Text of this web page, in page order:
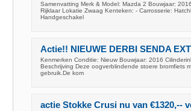
Samenvatting Merk & Model: Mazda 2 Bouwjaar:
Rijklaar Lokatie Zwaag Kenteken: - Carrosserie:
Handgeschakel
Actie!! NIEUWE DERBI SENDA
Kenmerken Conditie: Nieuw Bouwjaar: 2016
Beschrijving Deze oogverblindende stoere bromfiets
gebruik.De kom
actie Stokke Crusi nu van €1320,--